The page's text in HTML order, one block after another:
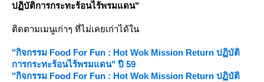
ปฏิบัติการกระทะร้อนไร้พรมแดน"
ติดตามเมนูเก่าๆ ที่ไม่เคยเก่าได้ใน
"กิจกรรม Food For Fun : Hot Wok Mission Return ปฏิบัติ
การกระทะร้อนไร้พรมแดน" ปี 59
"กิจกรรม Food For Fun : Hot Wok Mission Return ปฏิบัติ